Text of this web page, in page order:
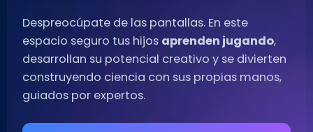
Despreocúpate de las pantallas. En este
espacio seguro tus hijos aprenden jugando,
desarrollan su potencial creativo y se divierten
construyendo ciencia con sus propias manos,
guiados por expertos.